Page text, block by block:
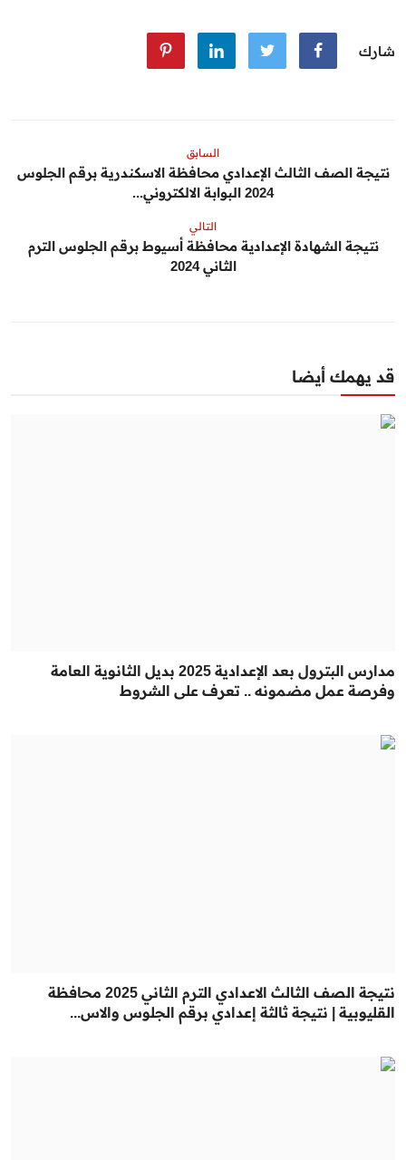
شارك
السابق
نتيجة الصف الثالث الإعدادي محافظة الاسكندرية برقم الجلوس
2024 البوابة الالكتروني...
التالي
نتيجة الشهادة الإعدادية محافظة أسيوط برقم الجلوس الترم
الثاني 2024
قد يهمك أيضا
مدارس البترول بعد الإعدادية 2025 بديل الثانوية العامة
وفرصة عمل مضمونه .. تعرف على الشروط
نتيجة الصف الثالث الاعدادي الترم الثاني 2025 محافظة
القليوبية | نتيجة ثالثة إعدادي برقم الجلوس والاس...